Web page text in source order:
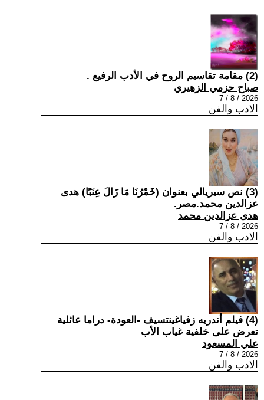
(2) مقامة تقاسيم الروح في الأدب الرفيع .
صباح حزمي الزهيري
2026 / 8 / 7
الادب والفن
(3) نص سيريالي بعنوان (خَمْرُنَا مَا زَالَ عِنَبًا) هدى
عزالدين محمد.مصر.
هدى عزالدين محمد
2026 / 8 / 7
الادب والفن
(4) فيلم أندريه زفياغينتسيف -العودة- دراما عائلية
تعرض على خلفية غياب الأب
علي المسعود
2026 / 8 / 7
الادب والفن